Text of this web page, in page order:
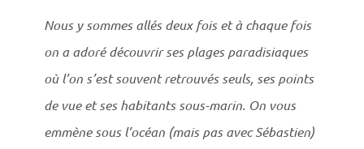
Nous y sommes allés deux fois et à chaque fois
on a adoré découvrir ses plages paradisiaques
où l’on s’est souvent retrouvés seuls, ses points
de vue et ses habitants sous-marin. On vous
emmène sous l’océan (mais pas avec Sébastien)